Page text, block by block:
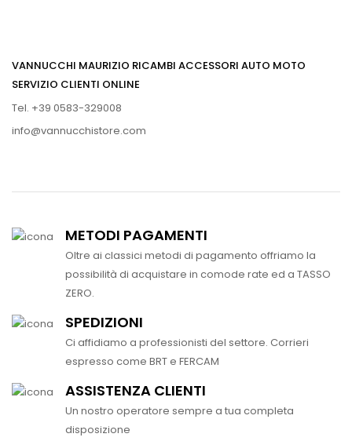
VANNUCCHI MAURIZIO RICAMBI ACCESSORI AUTO MOTO
SERVIZIO CLIENTI ONLINE
Tel. +39 0583-329008
info@vannucchistore.com
METODI PAGAMENTI
Oltre ai classici metodi di pagamento offriamo la
possibilità di acquistare in comode rate ed a TASSO
ZERO.
SPEDIZIONI
Ci affidiamo a professionisti del settore. Corrieri
espresso come BRT e FERCAM
ASSISTENZA CLIENTI
Un nostro operatore sempre a tua completa
disposizione